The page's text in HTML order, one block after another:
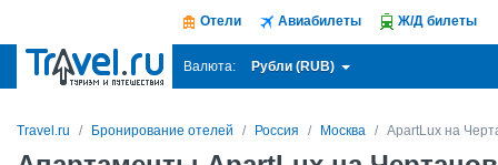
Отели Авиабилеты Ж/Д билеты
Валюта: Рубли (RUB)
Travel.ru Бронирование отелей Россия Москва ApartLux на